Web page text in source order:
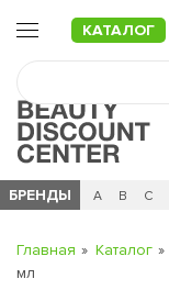
КАТАЛОГ
БРЕНДЫ
Ч 0 - 9 A B C
Главная Каталог
мл